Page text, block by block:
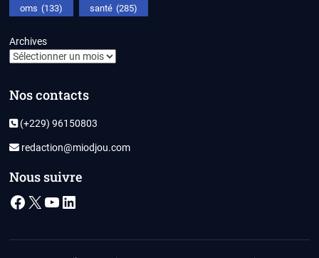
oms (133) santé (285)
Archives
Nos contacts
(+229) 96150803
redaction@miodjou.com
Nous suivre
Facebook
X YouTube
LinkedIn